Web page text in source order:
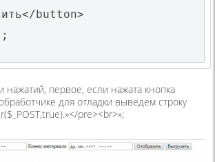
button>
нажатий, первое, если нажата кнопка
для отладки выведем строку
pre><br>»;